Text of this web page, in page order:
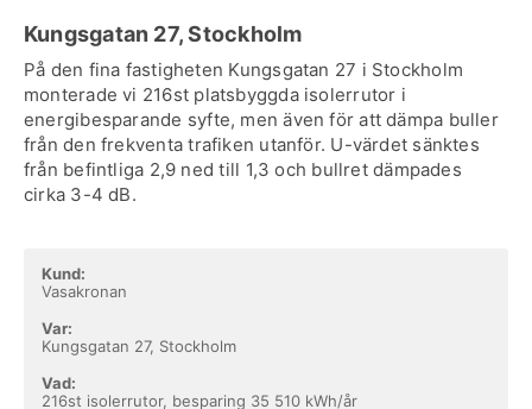
Kungsgatan 27, Stockholm
På den fina fastigheten Kungsgatan 27 i Stockholm
monterade vi 216st platsbyggda isolerrutor i
energibesparande syfte, men även för att dämpa buller
från den frekventa trafiken utanför. U-värdet sänktes
från befintliga 2,9 ned till 1,3 och bullret dämpades
cirka 3-4 dB.
Kund:
Vasakronan
Var:
Kungsgatan 27, Stockholm
Vad:
216st isolerrutor, besparing 35 510 kWh/år